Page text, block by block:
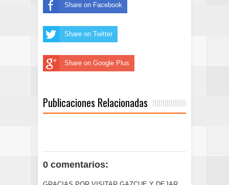
Share on Facebook
Share on Twitter
Share on Google Plus
Publicaciones Relacionadas
0 comentarios: